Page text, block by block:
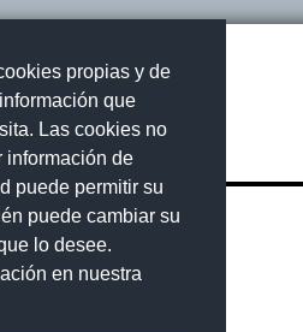
propias y de
que
Las cookies no
información de
puede permitir su
puede cambiar su
lo desee.
en nuestra